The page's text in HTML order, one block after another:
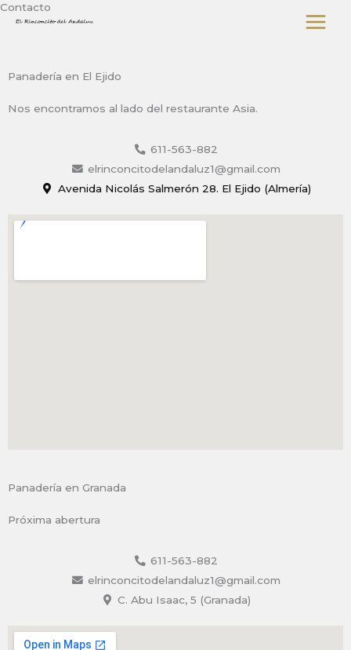
Ir
Contacto
Panadería en El Ejido
Nos encontramos al lado del restaurante Asia.
611-563-882
elrinconcitodelandaluz1@gmail.com
Avenida Nicolás Salmerón 28. El Ejido (Almería)
Panadería en Granada
Próxima abertura
611-563-882
elrinconcitodelandaluz1@gmail.com
C. Abu Isaac, 5 (Granada)